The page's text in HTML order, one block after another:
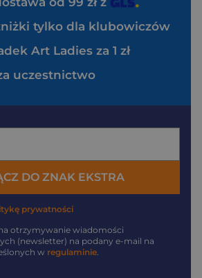
tylko dla klubowiczów
Art Ladies za 1 zł
uczestnictwo
DO ZNAK EKSTRA
prywatności
otrzymywanie wiadomości
(newsletter) na podany e-mail na
w regulaminie.